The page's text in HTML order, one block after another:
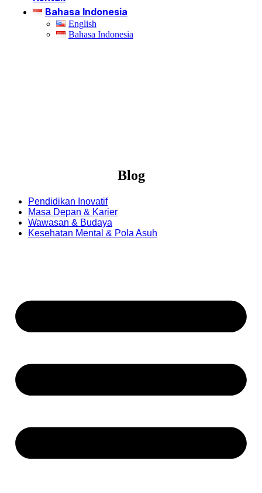
Bahasa Indonesia
English
Bahasa Indonesia
Blog
⁠Pendidikan Inovatif
Masa Depan & Karier
Wawasan & Budaya
Kesehatan Mental & Pola Asuh